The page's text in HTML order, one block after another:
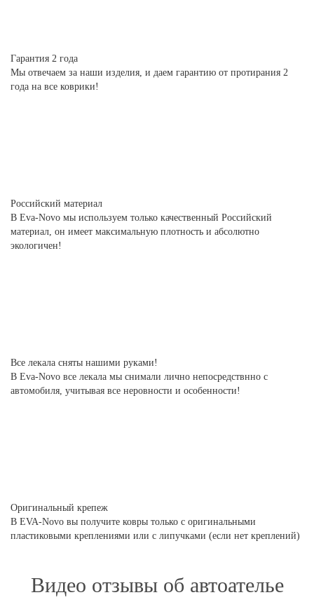
Гарантия 2 года
Мы отвечаем за наши изделия, и даем гарантию от протирания 2
года на все коврики!
Российский материал
В Eva-Novo мы используем только качественный Российский
материал, он имеет максимальную плотность и абсолютно
экологичен!
Все лекала сняты нашими руками!
В Eva-Novo все лекала мы снимали лично непосредствнно с
автомобиля, учитывая все неровности и особенности!
Оригинальный крепеж
В EVA-Novo вы получите ковры только с оригинальными
пластиковыми креплениями или с липучками (если нет креплений)
Видео отзывы об автоателье